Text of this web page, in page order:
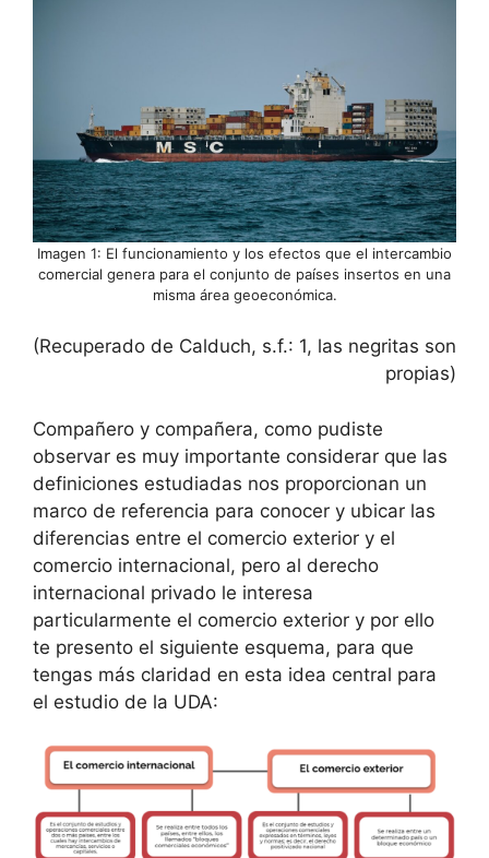
Imagen 1: El funcionamiento y los efectos que el intercambio
comercial genera para el conjunto de países insertos en una
misma área geoeconómica.
(Recuperado de Calduch, s.f.: 1, las negritas son
propias)
Compañero y compañera, como pudiste
observar es muy importante considerar que las
definiciones estudiadas nos proporcionan un
marco de referencia para conocer y ubicar las
diferencias entre el comercio exterior y el
comercio internacional, pero al derecho
internacional privado le interesa
particularmente el comercio exterior y por ello
te presento el siguiente esquema, para que
tengas más claridad en esta idea central para
el estudio de la UDA: